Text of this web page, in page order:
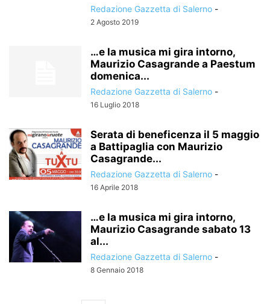
Redazione Gazzetta di Salerno -
2 Agosto 2019
…e la musica mi gira intorno,
Maurizio Casagrande a Paestum
domenica...
Redazione Gazzetta di Salerno -
16 Luglio 2018
Serata di beneficenza il 5 maggio
a Battipaglia con Maurizio
Casagrande...
Redazione Gazzetta di Salerno -
16 Aprile 2018
…e la musica mi gira intorno,
Maurizio Casagrande sabato 13
al...
Redazione Gazzetta di Salerno -
8 Gennaio 2018